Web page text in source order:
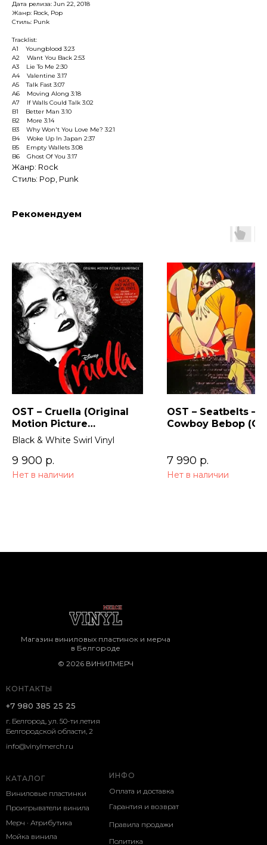
Дата релиза: Jun 22, 2018
Жанр: Rock, Pop
Стиль: Punk
Tracklist:
A1 Youngblood 3:23
A2 Want You Back 2:53
A3 Lie To Me 2:30
A4 Valentine 3:17
A5 Talk Fast 3:07
A6 Moving Along 3:18
A7 If Walls Could Talk 3:02
B1 Better Man 3:10
B2 More 3:14
B3 Why Won't You Love Me? 3:21
B4 Woke Up In Japan 2:37
B5 Empty Wallets 3:08
B6 Ghost Of You 3:17
Жанр: Rock
Стиль: Pop, Punk
Рекомендуем
OST – Cruella (Original
Motion Picture
Soundtrack) 2LP
Black & White Swirl Vinyl
9 900 р.
Нет в наличии
OST – Seatbelts –
Cowboy Bebop
7 990 р.
Нет в наличии
КОНТАКТЫ
г. Белгород, ул. 50-ти летия
Белгородской области, 2
КАТАЛОГ
Виниловые пластинки
ИНФО
Оплата и доставка
+7 980 385 25 25
Магазин виниловых пластинок и мерча
в Белгороде
Проигрыватели винила
Мерч · Атрибутика
Мойка винила
Гарантия и возврат
Политика
Правила продажи
© 2026 ВИНИЛМЕРЧ
info@vinylmerch.ru